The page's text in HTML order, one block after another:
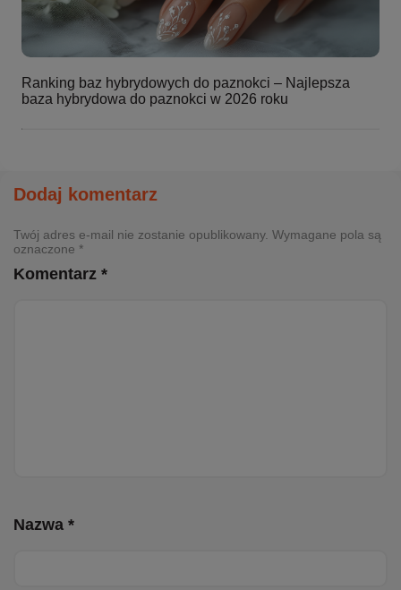
Ranking baz hybrydowych do paznokci – Najlepsza
baza hybrydowa do paznokci w 2026 roku
Dodaj komentarz
Twój adres e-mail nie zostanie opublikowany. Wymagane pola są
oznaczone *
Komentarz *
Nazwa *